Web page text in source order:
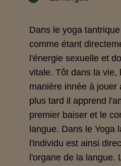
Dans le yoga
comme étant
l'énergie sexuelle et
vitale. Tôt dans la vie,
manière innée à jouer
plus tard il apprend
premier baiser et le
langue. Dans le Yoga
l'individu est ainsi
l'organe de la langue.